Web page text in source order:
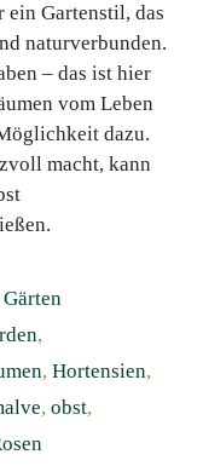
ein Gartenstil, das
naturverbunden.
– das ist hier
vom Leben
dazu.
macht, kann
,
, Hortensien,
, obst,